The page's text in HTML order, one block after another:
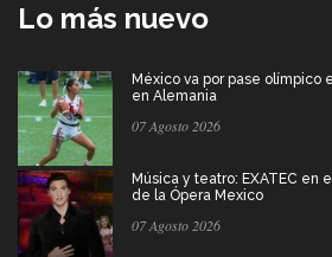
Lo más nuevo
México va por pase olímpico
en Alemania
07 Agosto 2026
Música y teatro: EXATEC en
de la Ópera Mexico
07 Agosto 2026